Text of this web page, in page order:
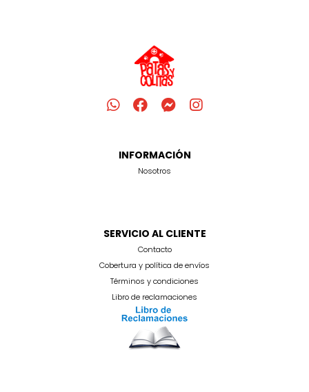
INFORMACIÓN
Nosotros
SERVICIO AL CLIENTE
Contacto
Cobertura y política de envíos
Términos y condiciones
Libro de reclamaciones